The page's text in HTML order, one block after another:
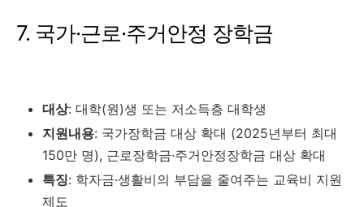
7. 국가·근로·주거안정 장학금
대상: 대학(원)생 또는 저소득층 대학생
지원내용: 국가장학금 대상 확대 (2025년부터 최대
150만 명), 근로장학금·주거안정장학금 대상 확대
특징: 학자금·생활비의 부담을 줄여주는 교육비 지원
제도